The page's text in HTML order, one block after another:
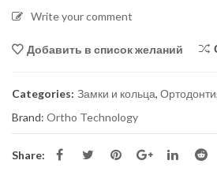
Write your comment
Добавить в список желаний
Categories: Замки и кольца,
Brand: Ortho Technology
Share: